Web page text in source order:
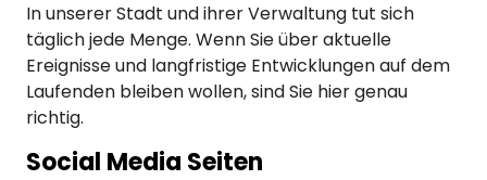
In unserer Stadt und ihrer Verwaltung tut sich
täglich jede Menge. Wenn Sie über aktuelle
Ereignisse und langfristige Entwicklungen auf dem
Laufenden bleiben wollen, sind Sie hier genau
richtig.
Social Media Seiten